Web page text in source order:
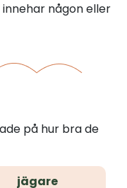
någon eller
på hur bra de
jägare